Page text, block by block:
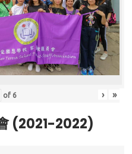
of 6 › »
(2021-2022)